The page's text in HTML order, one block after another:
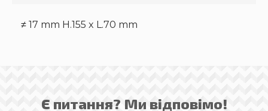
≠ 17 mm H.155 x L.70 mm
Є питання? Ми відповімо!